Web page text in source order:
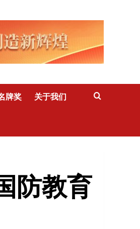
牌奖 关于我们
防教育